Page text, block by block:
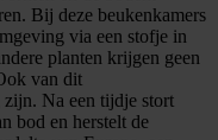
Bij deze beukenkamers
via een stofje in
planten krijgen geen
van dit
zijn. Na een tijdje stort
bod en herstelt de